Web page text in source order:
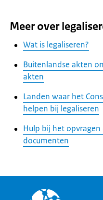
Meer over
Wat is legaliseren?
Buitenlandse akten
akten
Landen waar het
helpen bij legaliseren
Hulp bij het
documenten